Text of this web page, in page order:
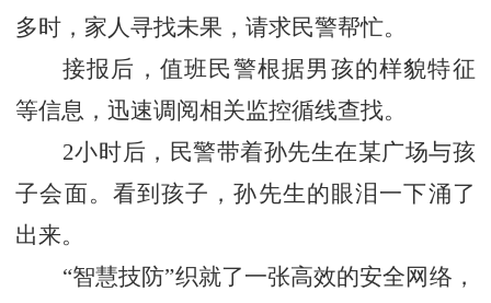
多时，家人寻找未果，请求民警帮忙。
接报后，值班民警根据男孩的样貌特征
等信息，迅速调阅相关监控循线查找。
2小时后，民警带着孙先生在某广场与孩
子会面。看到孩子，孙先生的眼泪一下涌了
出来。
“智慧技防”织就了一张高效的安全网络，